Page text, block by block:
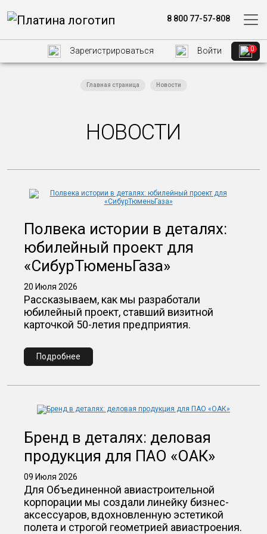
8 800 77-57-808
Зарегистрироваться Войти 0
Главная страница Новости
НОВОСТИ
Полвека истории в деталях:
юбилейный проект для
«СибурТюменьГаза»
20 Июля 2026
Рассказываем, как мы разработали
юбилейный проект, ставший визитной
карточкой 50-летия предприятия.
Подробнее
Бренд в деталях: деловая
продукция для ПАО «ОАК»
09 Июля 2026
Для Объединенной авиастроительной
корпорации мы создали линейку бизнес-
аксессуаров, вдохновленную эстетикой
полета и строгой геометрией авиастроения.